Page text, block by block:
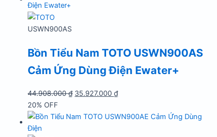
3.650.000 ₫.
USWN900AS
Bồn Tiểu Nam TOTO USWN900AS
Cảm Ứng Dùng Điện Ewater+
44.908.000₫ Giá
là:
35.927.000₫Giá
tại
20% OFF